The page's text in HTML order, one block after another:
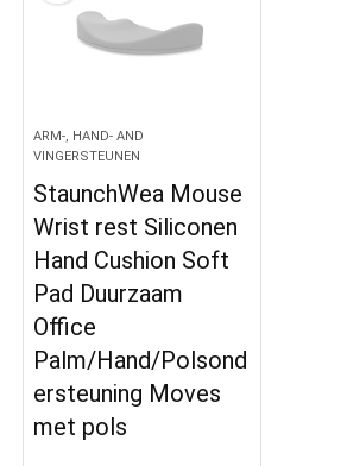
ARM-, HAND- AND
VINGERSTEUNEN
StaunchWea Mouse
Wrist rest Siliconen
Hand Cushion Soft
Pad Duurzaam
Office
Palm/Hand/Polsond
ersteuning Moves
met pols